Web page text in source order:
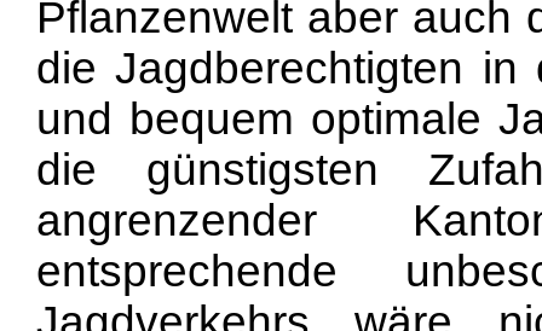
Pflanzenwelt aber auch
die Jagdberechtigten in
und bequem optimale
die günstigsten
angrenzender
entsprechende